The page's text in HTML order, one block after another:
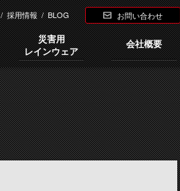
採用情報/BLOG お問い合わせ
災害用
レインウェア
会社概要